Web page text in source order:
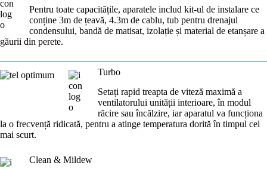
Pentru toate capacitățile, aparatele includ kit-ul de instalare ce
conține 3m de țeavă, 4.3m de cablu, tub pentru drenajul
condensului, bandă de matisat, izolație și material de etanșare a
găurii din perete.
Turbo
Setați rapid treapta de viteză maximă a
ventilatorului unității interioare, în modul
răcire sau încălzire, iar aparatul va funcționa
la o frecvență ridicată, pentru a atinge temperatura dorită în timpul cel
mai scurt.
Clean & Mildew